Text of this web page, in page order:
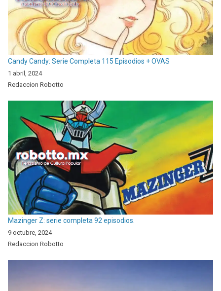
Candy Candy: Serie Completa 115 Episodios + OVAS
1 abril, 2024
Redaccion Robotto
Mazinger Z: serie completa 92 episodios.
9 octubre, 2024
Redaccion Robotto